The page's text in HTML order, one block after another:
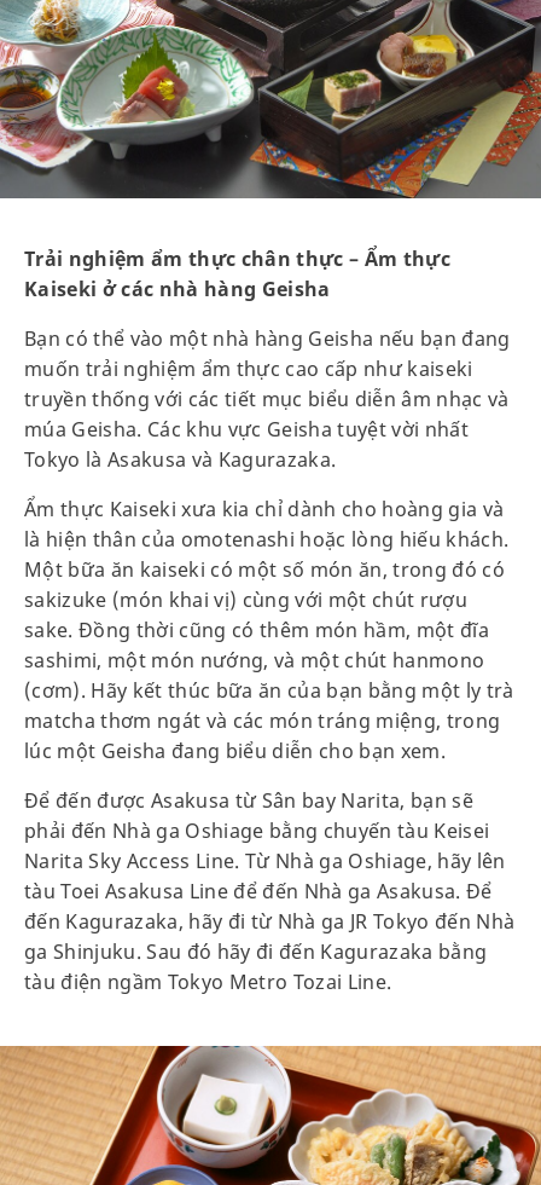
Trải nghiệm ẩm thực chân thực – Ẩm thực
Kaiseki ở các nhà hàng Geisha
Bạn có thể vào một nhà hàng Geisha nếu bạn đang
muốn trải nghiệm ẩm thực cao cấp như kaiseki
truyền thống với các tiết mục biểu diễn âm nhạc và
múa Geisha. Các khu vực Geisha tuyệt vời nhất
Tokyo là Asakusa và Kagurazaka.
Ẩm thực Kaiseki xưa kia chỉ dành cho hoàng gia và
là hiện thân của omotenashi hoặc lòng hiếu khách.
Một bữa ăn kaiseki có một số món ăn, trong đó có
sakizuke (món khai vị) cùng với một chút rượu
sake. Đồng thời cũng có thêm món hầm, một đĩa
sashimi, một món nướng, và một chút hanmono
(cơm). Hãy kết thúc bữa ăn của bạn bằng một ly trà
matcha thơm ngát và các món tráng miệng, trong
lúc một Geisha đang biểu diễn cho bạn xem.
Để đến được Asakusa từ Sân bay Narita, bạn sẽ
phải đến Nhà ga Oshiage bằng chuyến tàu Keisei
Narita Sky Access Line. Từ Nhà ga Oshiage, hãy lên
tàu Toei Asakusa Line để đến Nhà ga Asakusa. Để
đến Kagurazaka, hãy đi từ Nhà ga JR Tokyo đến Nhà
ga Shinjuku. Sau đó hãy đi đến Kagurazaka bằng
tàu điện ngầm Tokyo Metro Tozai Line.